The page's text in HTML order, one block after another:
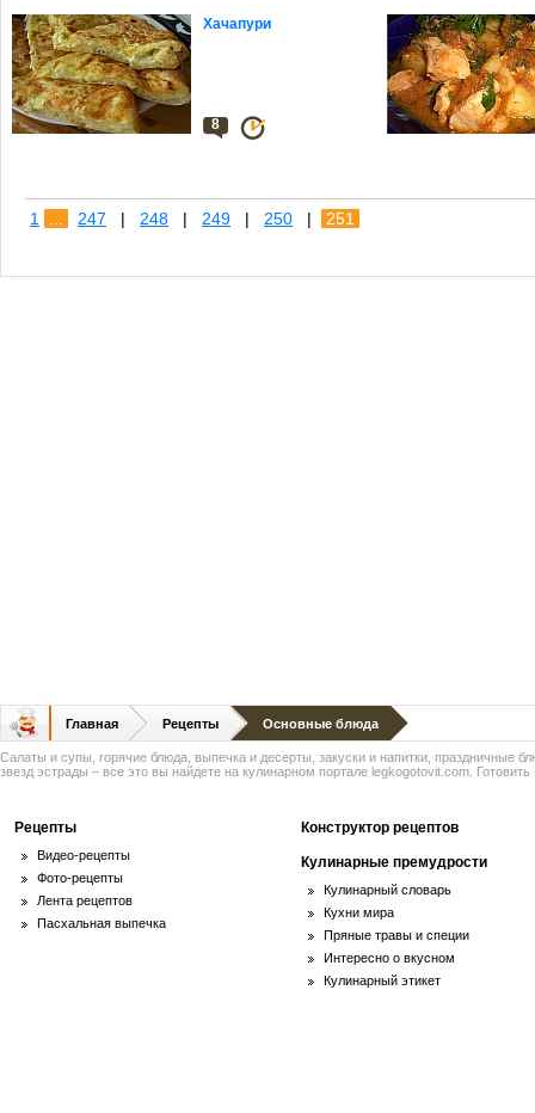
Хачапури
8
1 247 | 248 | 249 | 250 | 251
Главная Рецепты Основные блюда
Салаты и супы, горячие блюда, выпечка и десерты, закуски и напитки, праздничные
звезд эстрады – все это вы найдете на кулинарном портале legkogotovit.com. Готовить
Рецепты
Видео-рецепты
Фото-рецепты
Лента рецептов
Пасхальная выпечка
Конструктор рецептов
Кулинарные премудрости
Кулинарный словарь
Кухни мира
Пряные травы и специи
Интересно о вкусном
Кулинарный этикет